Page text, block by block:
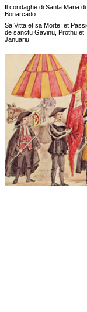
Il condaghe di Santa Maria di
Bonarcado
Sa Vitta et sa Morte, et
de sanctu Gavinu, Prothu et
Januariu